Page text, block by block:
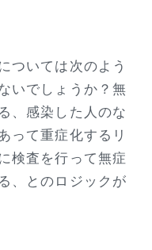
ついては次のよう
いでしょうか？無
、感染した人のな
って重症化するリ
検査を行って無症
、とのロジックが